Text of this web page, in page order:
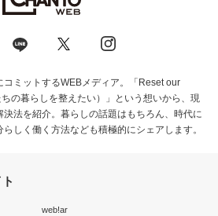
コミットするWEBメディア。「Reset our
の暮らしを整えたい）」という想いから、現
法を紹介。暮らしの話題はもちろん、時代に
しく働く方法なども積極的にシェアします。
web!ar